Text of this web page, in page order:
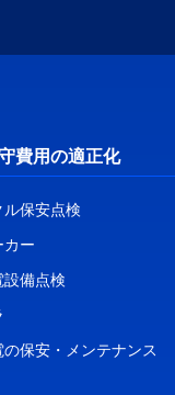
費用の適正化
ル保安点検
カー
設備点検
の保安・メンテナンス